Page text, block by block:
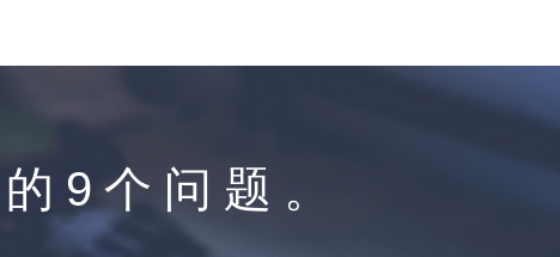
9个问题。